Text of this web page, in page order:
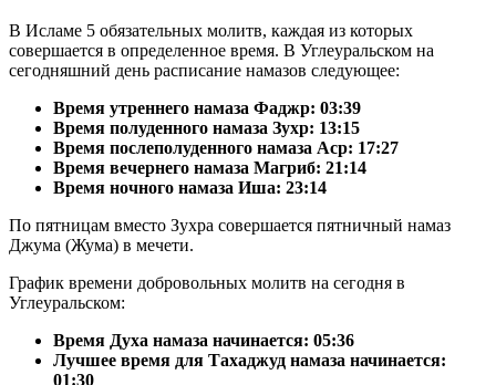
В Исламе 5 обязательных молитв, каждая из которых
совершается в определенное время. В Углеуральском на
сегодняшний день расписание намазов следующее:
Время утреннего намаза Фаджр: 03:39
Время полуденного намаза Зухр: 13:15
Время послеполуденного намаза Аср: 17:27
Время вечернего намаза Магриб: 21:14
Время ночного намаза Иша: 23:14
По пятницам вместо Зухра совершается пятничный намаз
Джума (Жума) в мечети.
График времени добровольных молитв на сегодня в
Углеуральском:
Время Духа намаза начинается: 05:36
Лучшее время для Тахаджуд намаза начинается:
01:30